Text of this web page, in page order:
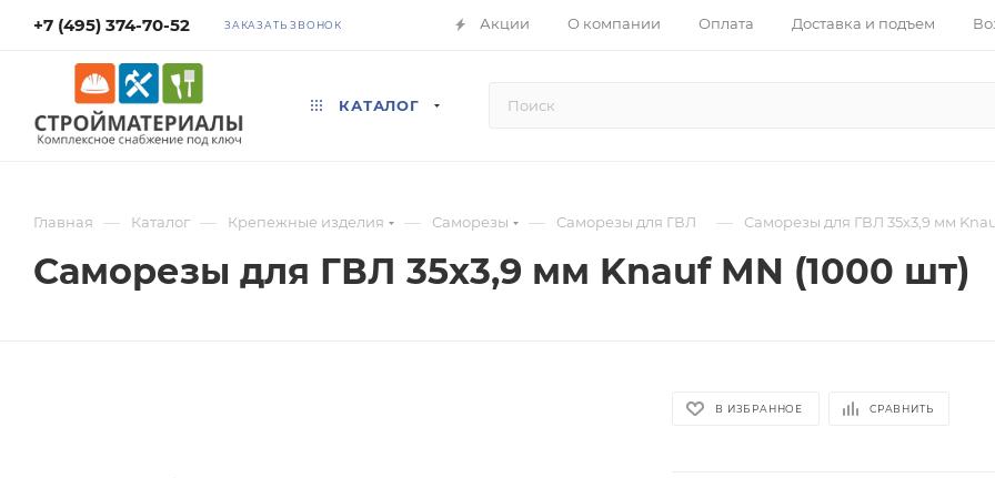
+7 (495) 374-70-52 ЗАКАЗАТЬ ЗВОНОК Акции О компании Оплата Доставка и подъем
КАТАЛОГ
Главная — Каталог — Крепежные изделия — Саморезы — Саморезы для ГВЛ — Саморезы для ГВЛ 35х3,9 мм
Саморезы для ГВЛ 35х3,9 мм Knauf MN (1000 шт)
В ИЗБРАННОЕ СРАВНИТЬ